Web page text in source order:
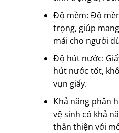
Độ mềm: Độ
trọng, giúp
mái cho người
Độ hút nước:
hút nước tốt,
vụn giấy.
Khả năng phân
vệ sinh có khả
thân thiện với